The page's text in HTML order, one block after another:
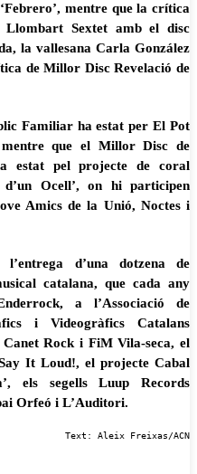
mentre que la crítica
Sextet amb el disc
la vallesana Carla González
de Millor Disc Revelació de
Familiar ha estat per El Pot
que el Millor Disc de
estat pel projecte de coral
Ocell’, on hi participen
Amics de la Unió, Noctes i
d’una dotzena de
catalana, que cada any
a l’Associació de
i Videogràfics Catalans
Rock i FiM Vila-seca, el
It Loud!, el projecte Cabal
els segells Luup Records
Orfeó i L’Auditori.
Text: Aleix Freixas/ACN